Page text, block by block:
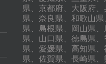
県、京都府、大阪府、
県、奈良県、和歌山県
県、島根県、岡山県、
県、山口県、徳島県、
県、愛媛県、高知県、
県、佐賀県、長崎県、